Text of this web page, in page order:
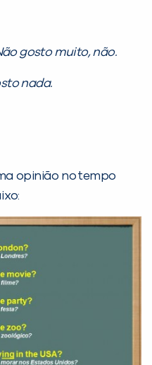
gosto muito, não.
nada.
opinião no tempo